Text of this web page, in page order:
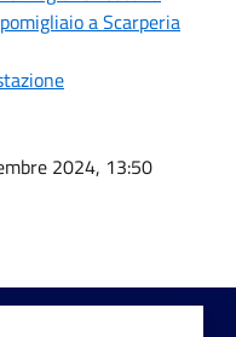
a Scarperia
2024, 13:50